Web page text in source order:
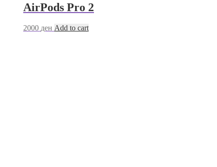
AirPods Pro 2
2000 ден Add to cart